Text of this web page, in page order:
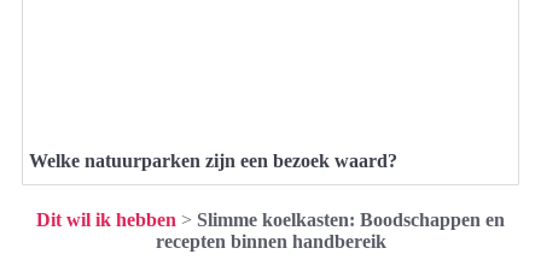
Welke natuurparken zijn een bezoek waard?
Dit wil ik hebben > Slimme koelkasten: Boodschappen en
recepten binnen handbereik